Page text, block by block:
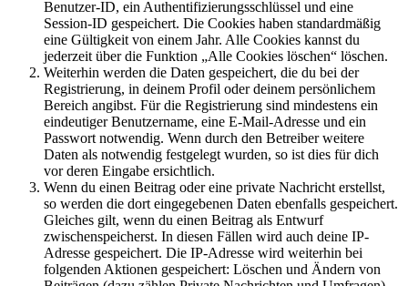
Benutzer-ID, ein Authentifizierungsschlüssel und eine
Session-ID gespeichert. Die Cookies haben standardmäßig
eine Gültigkeit von einem Jahr. Alle Cookies kannst du
jederzeit über die Funktion „Alle Cookies löschen“ löschen.
Weiterhin werden die Daten gespeichert, die du bei der
Registrierung, in deinem Profil oder deinem persönlichem
Bereich angibst. Für die Registrierung sind mindestens ein
eindeutiger Benutzername, eine E-Mail-Adresse und ein
Passwort notwendig. Wenn durch den Betreiber weitere
Daten als notwendig festgelegt wurden, so ist dies für dich
vor deren Eingabe ersichtlich.
Wenn du einen Beitrag oder eine private Nachricht erstellst,
so werden die dort eingegebenen Daten ebenfalls gespeichert.
Gleiches gilt, wenn du einen Beitrag als Entwurf
zwischenspeicherst. In diesen Fällen wird auch deine IP-
Adresse gespeichert. Die IP-Adresse wird weiterhin bei
folgenden Aktionen gespeichert: Löschen und Ändern von